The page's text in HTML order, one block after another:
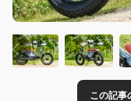
この記事